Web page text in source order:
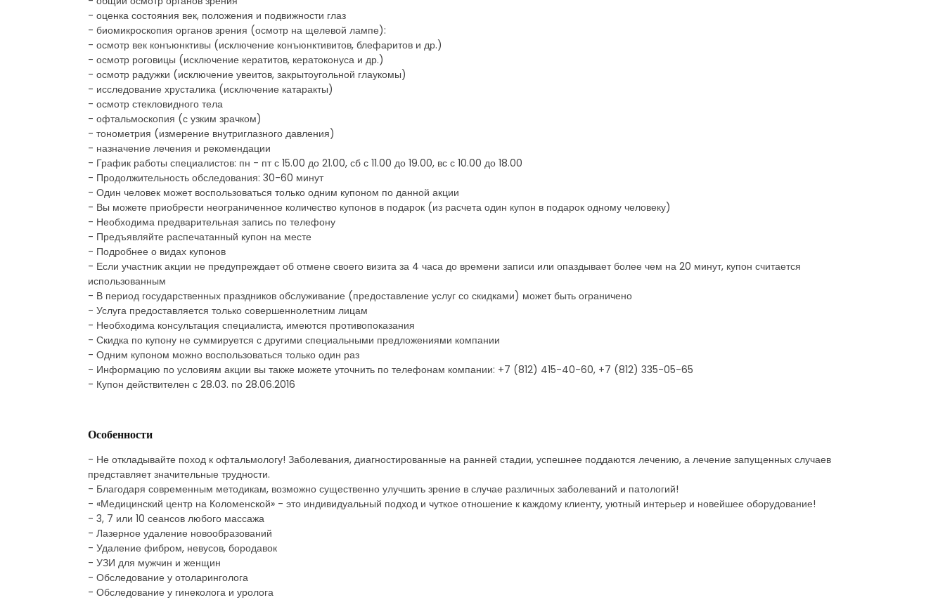
- оценка состояния век, положения и подвижности глаз
- биомикроскопия органов зрения (осмотр на щелевой лампе):
- осмотр век конъюнктивы (исключение конъюнктивитов, блефаритов и др.)
- осмотр роговицы (исключение кератитов, кератоконуса и др.)
- осмотр радужки (исключение увеитов, закрытоугольной глаукомы)
- исследование хрусталика (исключение катаракты)
- осмотр стекловидного тела
- офтальмоскопия (с узким зрачком)
- тонометрия (измерение внутриглазного давления)
- назначение лечения и рекомендации
- График работы специалистов: пн - пт с 15.00 до 21.00, сб с 11.00 до 19.00, вс с 10.00 до 18.00
- Продолжительность обследования: 30-60 минут
- Один человек может воспользоваться только одним купоном по данной акции
- Вы можете приобрести неограниченное количество купонов в подарок (из расчета один купон в подарок одному человеку)
- Необходима предварительная запись по телефону
- Предъявляйте распечатанный купон на месте
- Подробнее о видах купонов
- Если участник акции не предупреждает об отмене своего визита за 4 часа до времени записи или опаздывает более чем на 20 минут, купон считается
использованным
- В период государственных праздников обслуживание (предоставление услуг со скидками) может быть ограничено
- Услуга предоставляется только совершеннолетним лицам
- Необходима консультация специалиста, имеются противопоказания
- Скидка по купону не суммируется с другими специальными предложениями компании
- Одним купоном можно воспользоваться только один раз
- Информацию по условиям акции вы также можете уточнить по телефонам компании: +7 (812) 415-40-60, +7 (812) 335-05-65
- Купон действителен с 28.03. по 28.06.2016
Особенности
- Не откладывайте поход к офтальмологу! Заболевания, диагностированные на ранней стадии, успешнее поддаются лечению, а лечение запущенных случаев
представляет значительные трудности.
- Благодаря современным методикам, возможно существенно улучшить зрение в случае различных заболеваний и патологий!
- «Медицинский центр на Коломенской» - это индивидуальный подход и чуткое отношение к каждому клиенту, уютный интерьер и новейшее оборудование!
- 3, 7 или 10 сеансов любого массажа
- Лазерное удаление новообразований
- Удаление фибром, невусов, бородавок
- УЗИ для мужчин и женщин
- Обследование у отоларинголога
- Обследование у гинеколога и уролога